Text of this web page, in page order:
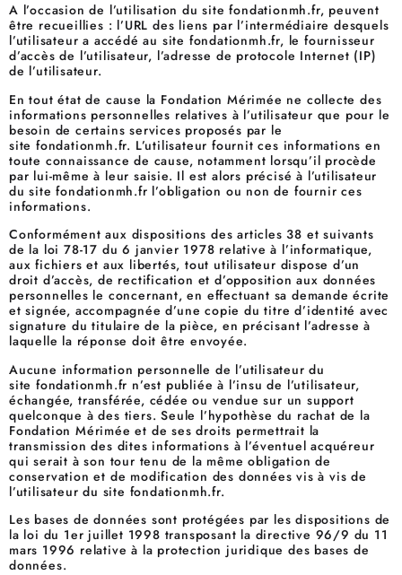
A l’occasion de l’utilisation du site fondationmh.fr, peuvent
être recueillies : l’URL des liens par l’intermédiaire desquels
l’utilisateur a accédé au site fondationmh.fr, le fournisseur
d’accès de l’utilisateur, l’adresse de protocole Internet (IP)
de l’utilisateur.
En tout état de cause la Fondation Mérimée ne collecte des
informations personnelles relatives à l’utilisateur que pour le
besoin de certains services proposés par le
site fondationmh.fr. L’utilisateur fournit ces informations en
toute connaissance de cause, notamment lorsqu’il procède
par lui-même à leur saisie. Il est alors précisé à l’utilisateur
du site fondationmh.fr l’obligation ou non de fournir ces
informations.
Conformément aux dispositions des articles 38 et suivants
de la loi 78-17 du 6 janvier 1978 relative à l’informatique,
aux fichiers et aux libertés, tout utilisateur dispose d’un
droit d’accès, de rectification et d’opposition aux données
personnelles le concernant, en effectuant sa demande écrite
et signée, accompagnée d’une copie du titre d’identité avec
signature du titulaire de la pièce, en précisant l’adresse à
laquelle la réponse doit être envoyée.
Aucune information personnelle de l’utilisateur du
site fondationmh.fr n’est publiée à l’insu de l’utilisateur,
échangée, transférée, cédée ou vendue sur un support
quelconque à des tiers. Seule l’hypothèse du rachat de la
Fondation Mérimée et de ses droits permettrait la
transmission des dites informations à l’éventuel acquéreur
qui serait à son tour tenu de la même obligation de
conservation et de modification des données vis à vis de
l’utilisateur du site fondationmh.fr.
Les bases de données sont protégées par les dispositions de
la loi du 1er juillet 1998 transposant la directive 96/9 du 11
mars 1996 relative à la protection juridique des bases de
données.